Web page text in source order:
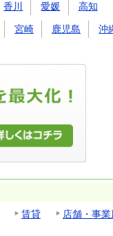
香川 愛媛 高知
宮崎 鹿児島 沖
賃貸
店舗・事業